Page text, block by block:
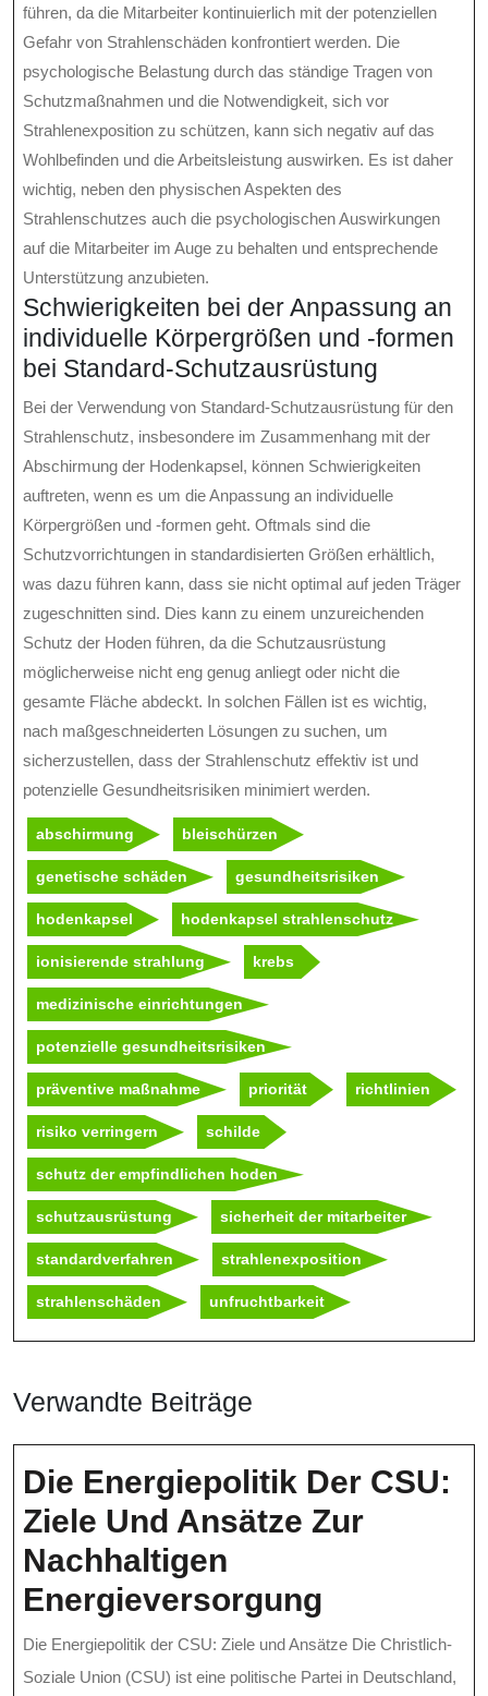
führen, da die Mitarbeiter kontinuierlich mit der potenziellen
Gefahr von Strahlenschäden konfrontiert werden. Die
psychologische Belastung durch das ständige Tragen von
Schutzmaßnahmen und die Notwendigkeit, sich vor
Strahlenexposition zu schützen, kann sich negativ auf das
Wohlbefinden und die Arbeitsleistung auswirken. Es ist daher
wichtig, neben den physischen Aspekten des
Strahlenschutzes auch die psychologischen Auswirkungen
auf die Mitarbeiter im Auge zu behalten und entsprechende
Unterstützung anzubieten.
Schwierigkeiten bei der Anpassung an
individuelle Körpergrößen und -formen
bei Standard-Schutzausrüstung
Bei der Verwendung von Standard-Schutzausrüstung für den
Strahlenschutz, insbesondere im Zusammenhang mit der
Abschirmung der Hodenkapsel, können Schwierigkeiten
auftreten, wenn es um die Anpassung an individuelle
Körpergrößen und -formen geht. Oftmals sind die
Schutzvorrichtungen in standardisierten Größen erhältlich,
was dazu führen kann, dass sie nicht optimal auf jeden Träger
zugeschnitten sind. Dies kann zu einem unzureichenden
Schutz der Hoden führen, da die Schutzausrüstung
möglicherweise nicht eng genug anliegt oder nicht die
gesamte Fläche abdeckt. In solchen Fällen ist es wichtig,
nach maßgeschneiderten Lösungen zu suchen, um
sicherzustellen, dass der Strahlenschutz effektiv ist und
potenzielle Gesundheitsrisiken minimiert werden.
abschirmung bleischürzen
genetische schäden gesundheitsrisiken
hodenkapsel hodenkapsel strahlenschutz
ionisierende strahlung krebs
medizinische einrichtungen
potenzielle gesundheitsrisiken
präventive maßnahme priorität richtlinien
risiko verringern schilde
schutz der empfindlichen hoden
schutzausrüstung sicherheit der mitarbeiter
standardverfahren strahlenexposition
strahlenschäden unfruchtbarkeit
Verwandte Beiträge
Die Energiepolitik Der CSU:
Ziele Und Ansätze Zur
Nachhaltigen
Energieversorgung
Der
Die Energiepolitik der CSU: Ziele und Ansätze Die Christlich-
Soziale Union (CSU) ist eine politische Partei in Deutschland,